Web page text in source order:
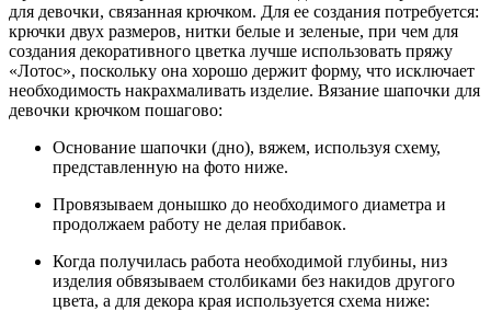
для девочки, связанная крючком. Для ее создания потребуется:
крючки двух размеров, нитки белые и зеленые, при чем для
создания декоративного цветка лучше использовать пряжу
«Лотос», поскольку она хорошо держит форму, что исключает
необходимость накрахмаливать изделие. Вязание шапочки для
девочки крючком пошагово:
Основание шапочки (дно), вяжем, используя схему,
представленную на фото ниже.
Провязываем донышко до необходимого диаметра и
продолжаем работу не делая прибавок.
Когда получилась работа необходимой глубины, низ
изделия обвязываем столбиками без накидов другого
цвета, а для декора края используется схема ниже: